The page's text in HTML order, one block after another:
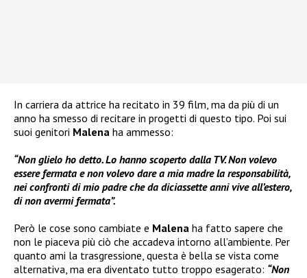
In carriera da attrice ha recitato in 39 film, ma da più di un
anno ha smesso di recitare in progetti di questo tipo. Poi sui
suoi genitori Malena ha ammesso:
“Non glielo ho detto. Lo hanno scoperto dalla TV. Non volevo
essere fermata e non volevo dare a mia madre la responsabilità,
nei confronti di mio padre che da diciassette anni vive all’estero,
di non avermi fermata”.
Però le cose sono cambiate e Malena ha fatto sapere che
non le piaceva più ciò che accadeva intorno all’ambiente. Per
quanto ami la trasgressione, questa è bella se vista come
alternativa, ma era diventato tutto troppo esagerato: “Non